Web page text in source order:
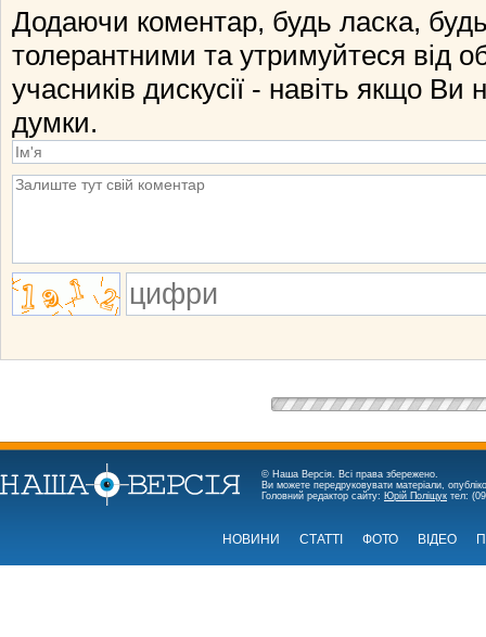
Додаючи коментар, будь ласка,
толерантними та утримуйтеся від
учасників дискусії - навіть якщо Ви
думки.
© Наша Версія. Всі права збережено.
Ви можете передруковувати матеріали,
Головний редактор сайту: Юрій Поліщук тел:
НОВИНИ СТАТТІ ФОТО ВІДЕО